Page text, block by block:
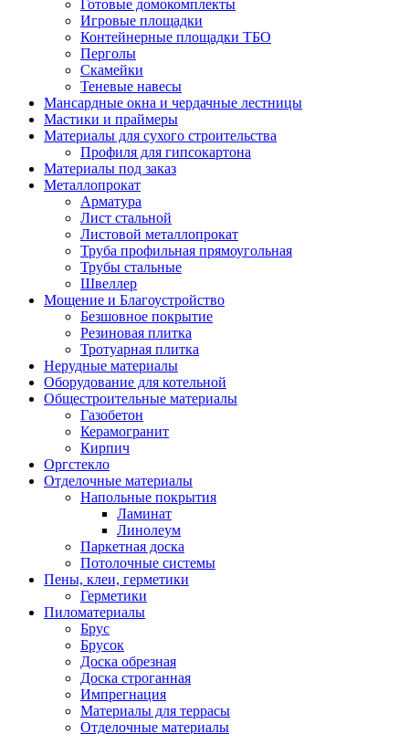
Готовые домокомплекты
Игровые площадки
Контейнерные площадки ТБО
Перголы
Скамейки
Теневые навесы
Мансардные окна и чердачные лестницы
Мастики и праймеры
Материалы для сухого строительства
Профиля для гипсокартона
Материалы под заказ
Металлопрокат
Арматура
Лист стальной
Листовой металлопрокат
Труба профильная прямоугольная
Трубы стальные
Швеллер
Мощение и Благоустройство
Безшовное покрытие
Резиновая плитка
Тротуарная плитка
Нерудные материалы
Оборудование для котельной
Общестроительные материалы
Газобетон
Керамогранит
Кирпич
Оргстекло
Отделочные материалы
Напольные покрытия
Ламинат
Линолеум
Паркетная доска
Потолочные системы
Пены, клеи, герметики
Герметики
Пиломатериалы
Брус
Брусок
Доска обрезная
Доска строганная
Импрегнация
Материалы для террасы
Отделочные материалы